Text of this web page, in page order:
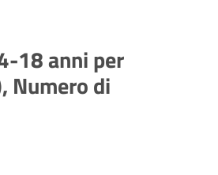
18 anni per
Numero di